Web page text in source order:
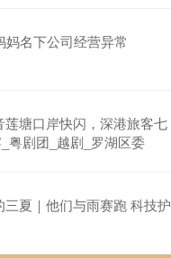
妈名下公司经营异常
莲塘口岸快闪，深港旅客七
粤剧团_越剧_罗湖区委
夏｜他们与雨赛跑 科技护